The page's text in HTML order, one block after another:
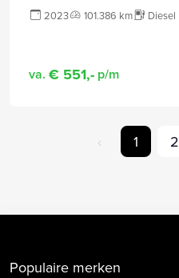
2023 101.386 km Diesel
va. € 551,- p/m
‹ 1 2
Populaire merken